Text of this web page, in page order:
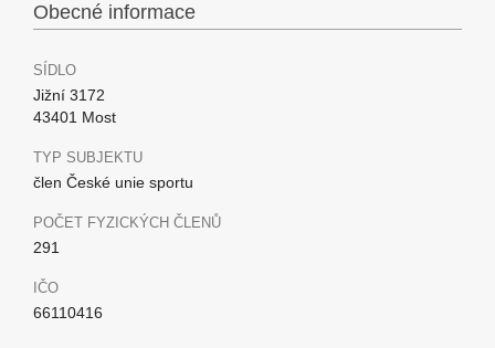
Obecné informace
SÍDLO
Jižní 3172
43401 Most
TYP SUBJEKTU
člen České unie sportu
POČET FYZICKÝCH ČLENŮ
291
IČO
66110416